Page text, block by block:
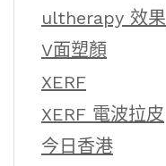
ultherapy 效果
V面塑顏
XERF
XERF 電波拉皮
今日香港